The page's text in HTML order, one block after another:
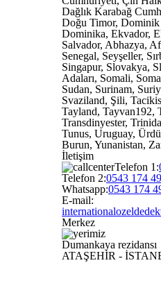
Dağlık Karabağ
Doğu Timor,
Dominika, Ekvador,
Salvador, Abhazya,
Senegal, Seyşeller,
Singapur, Slovakya,
Adaları, Somali,
Sudan, Surinam,
Svaziland, Şili,
Tayland, Tayvan192,
Transdinyester,
Tunus, Uruguay,
Burun, Yunanistan,
İletişim
Telefon 1:
Telefon 2:0543 174
Whatsapp:0543 174
E-mail:
Merkez
Dumankaya rezidansı
ATAŞEHİR -